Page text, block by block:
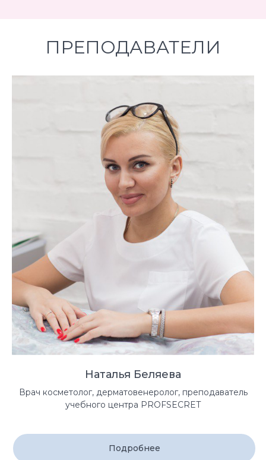
ПРЕПОДАВАТЕЛИ
Наталья Беляева
Врач косметолог, дерматовенеролог, преподаватель
учебного центра PROFSECRET
Подробнее